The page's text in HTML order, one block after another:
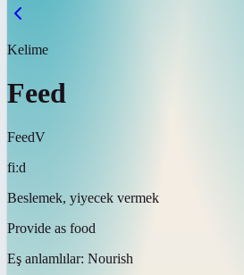
Kelime
Feed
FeedV
fiːd
Beslemek, yiyecek vermek
Provide as food
Eş anlamlılar: Nourish